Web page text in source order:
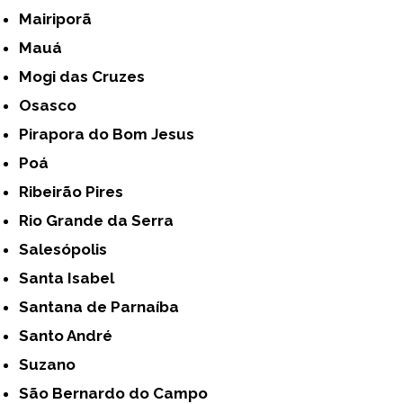
Mairiporã
Mauá
Mogi das Cruzes
Osasco
Pirapora do Bom Jesus
Poá
Ribeirão Pires
Rio Grande da Serra
Salesópolis
Santa Isabel
Santana de Parnaíba
Santo André
Suzano
São Bernardo do Campo